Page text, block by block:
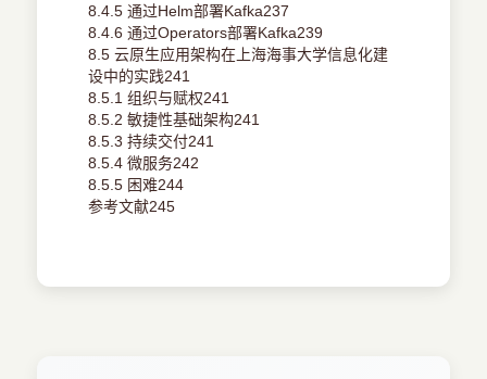
8.4.5 通过Helm部署Kafka237
8.4.6 通过Operators部署Kafka239
8.5 云原生应用架构在上海海事大学信息化建
设中的实践241
8.5.1 组织与赋权241
8.5.2 敏捷性基础架构241
8.5.3 持续交付241
8.5.4 微服务242
8.5.5 困难244
参考文献245